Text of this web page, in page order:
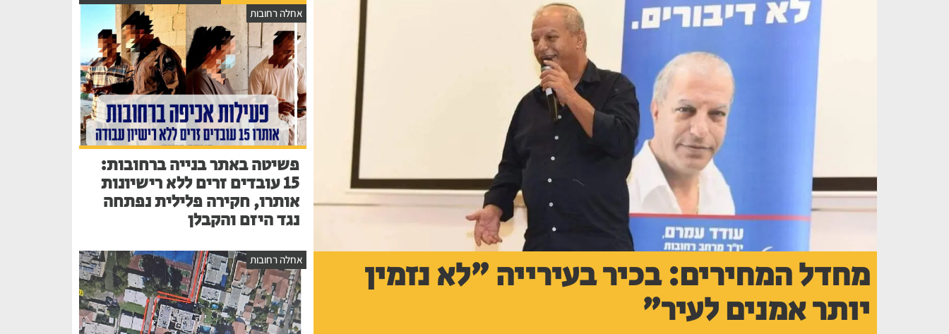
מחדל המחירים: בכיר בעירייה "לא נזמין
יותר אמנים לעיר"
אחלה רחובות
פשיטה באתר בנייה ברחובות:
15 עובדים זרים ללא רישיונות
אותרו, חקירה פלילית נפתחה
נגד היזם והקבלן
אחלה רחובות